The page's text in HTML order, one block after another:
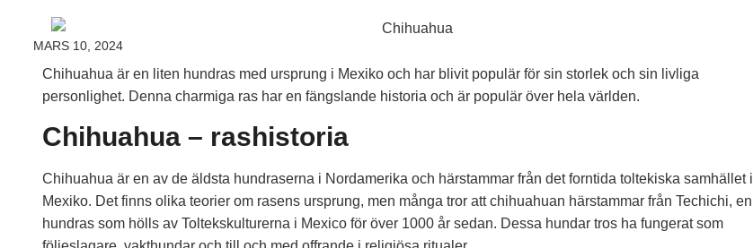
MARS 10, 2024
Chihuahua är en liten hundras med ursprung i Mexiko och har blivit populär för sin storlek och sin livliga
personlighet. Denna charmiga ras har en fängslande historia och är populär över hela världen.
Chihuahua – rashistoria
Chihuahua är en av de äldsta hundraserna i Nordamerika och härstammar från det forntida toltekiska samhället i
Mexiko. Det finns olika teorier om rasens ursprung, men många tror att chihuahuan härstammar från Techichi, en
hundras som hölls av Toltekskulturerna i Mexico för över 1000 år sedan. Dessa hundar tros ha fungerat som